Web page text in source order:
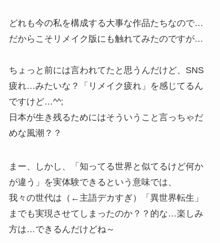
どれも今の私を構成する大事な作品たちなので…
だからこそリメイク版にも触れてみたのですが…
ちょっと前には言われてたと思うんだけど、SNS
疲れ…みたいな？「リメイク疲れ」を感じてるん
ですけど…^^;
日本が生き残るためにはそういうこと言っちゃだ
めな風潮？？
まー、しかし、「知ってる世界と似てるけど何か
が違う」を実体験できるという意味では、
我々の世代は（←主語デカすぎ）「異世界転生」
までも実現させてしまったのか？？的な…楽しみ
方は…できるんだけどね～